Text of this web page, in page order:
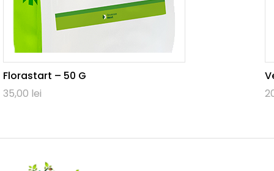
Florastart – 50 G
35,00 lei